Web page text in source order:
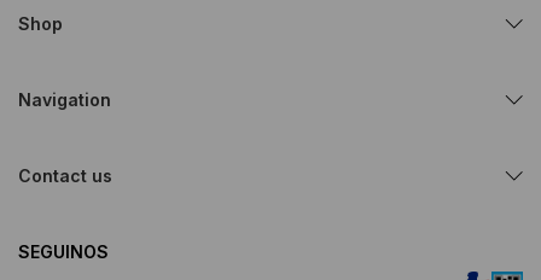
Shop
Navigation
Contact us
SEGUINOS